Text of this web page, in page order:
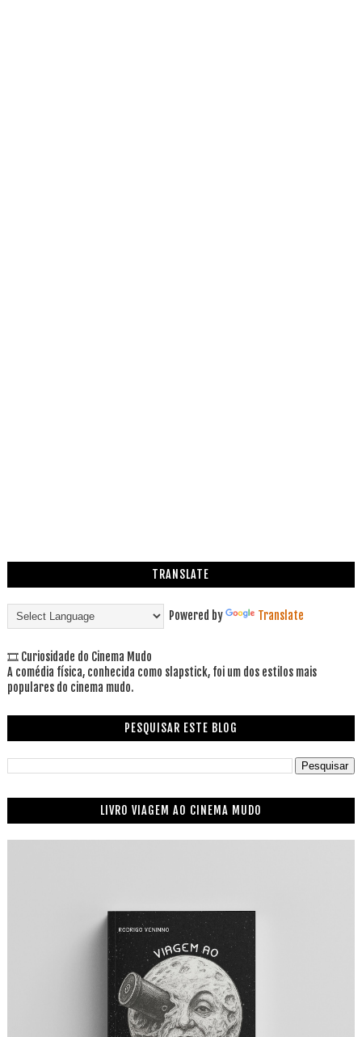
TRANSLATE
Powered by Translate
🎞 Curiosidade do Cinema Mudo
A comédia física, conhecida como slapstick, foi um dos estilos mais
populares do cinema mudo.
PESQUISAR ESTE BLOG
LIVRO VIAGEM AO CINEMA MUDO